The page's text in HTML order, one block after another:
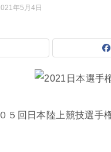
年5月4日
５回日本陸上競技選手